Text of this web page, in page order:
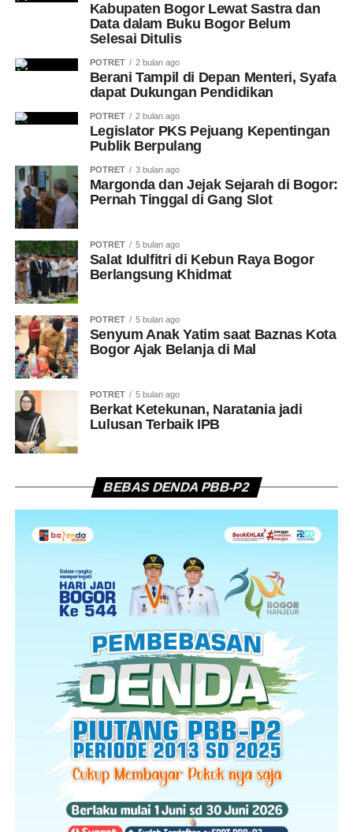
Kabupaten Bogor Lewat Sastra dan
Data dalam Buku Bogor Belum
Selesai Ditulis
POTRET 2 bulan ago
Berani Tampil di Depan Menteri, Syafa
dapat Dukungan Pendidikan
POTRET 2 bulan ago
Legislator PKS Pejuang Kepentingan
Publik Berpulang
POTRET 3 bulan ago
Margonda dan Jejak Sejarah di Bogor:
Pernah Tinggal di Gang Slot
POTRET 5 bulan ago
Salat Idulfitri di Kebun Raya Bogor
Berlangsung Khidmat
POTRET 5 bulan ago
Senyum Anak Yatim saat Baznas Kota
Bogor Ajak Belanja di Mal
POTRET 5 bulan ago
Berkat Ketekunan, Naratania jadi
Lulusan Terbaik IPB
BEBAS DENDA PBB-P2